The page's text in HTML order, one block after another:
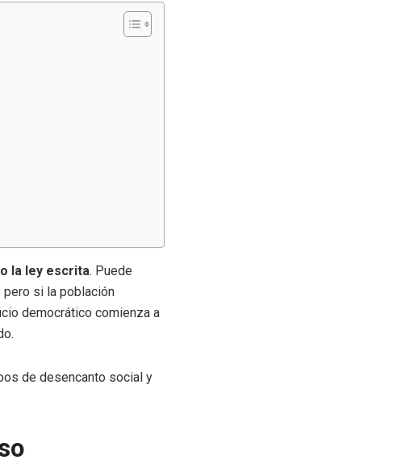
la ley escrita. Puede
si la población
democrático comienza a
de desencanto social y